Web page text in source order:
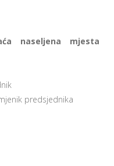
naseljena mjesta
predsjednika